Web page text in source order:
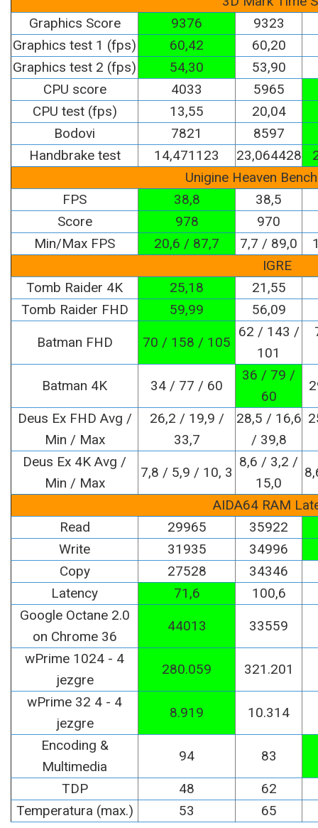
Graphics Score
9376
9323
Graphics test 1 (fps)
60,42
60,20
Graphics test 2 (fps)
54,30
53,90
CPU score
4033
5965
CPU test (fps)
13,55
20,04
Bodovi
7821
8597
Handbrake test
14,471123 23,064428
Unigine Heaven
FPS
38,8
38,5
Score
978
970
Min/Max FPS
20,6 / 87,7 7,7 / 89,0
IGRE
Tomb Raider 4K
25,18
21,55
Tomb Raider FHD
59,99
56,09
Batman FHD
70 / 158 / 105
62 / 143 /
101
Batman 4K 34 / 77 / 60
36 / 79 /
60
Deus Ex FHD Avg /
Min / Max
26,2 / 19,9 /
33,7
28,5 / 16,6
/ 39,8
Deus Ex 4K Avg /
Min / Max
7,8 / 5,9 / 10, 3
8,6 / 3,2 /
15,0
AIDA64 RAM
Read
29965
35922
Write
31935
34996
Copy
27528
34346
Latency
71,6
100,6
Google Octane 2.0
on Chrome 36
44013
33559
wPrime 1024 - 4
jezgre
280.059
321.201
wPrime 32 4 - 4
jezgre
8.919
10.314
Encoding &
Multimedia
94
83
TDP
48
62
Temperatura (max.)
53 65